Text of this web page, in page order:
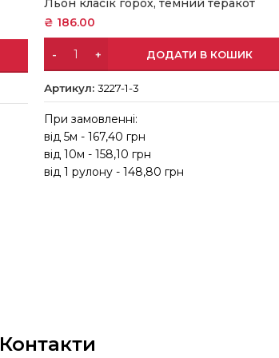
Льон класік горох, темний теракот
₴ 186.00
ДОДАТИ В КОШИК
Артикул:3227-1-3
При замовленні:
від 5м - 167,40 грн
від 10м - 158,10 грн
від 1 рулону - 148,80 грн
Контакти